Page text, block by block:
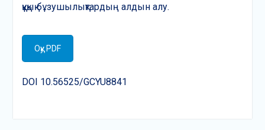
құқық бұзушылықтардың алдын алу.
Оқу PDF
DOI 10.56525/GCYU8841